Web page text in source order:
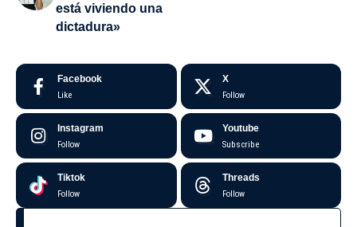
está viviendo una
dictadura»
Facebook
Like
X
Follow
Instagram
Follow
Youtube
Subscribe
Tiktok
Follow
Threads
Follow